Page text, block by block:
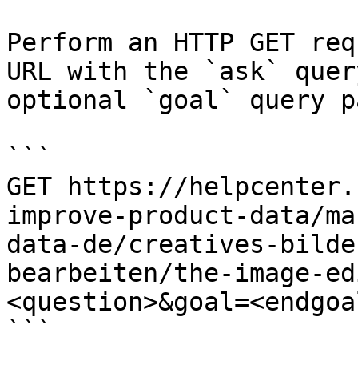
Perform an HTTP GET
URL with the `ask`
optional `goal` query
```
GET https://
improve-product-data/
data-de/creatives-
bearbeiten/the-image-
```